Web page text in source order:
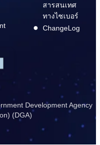
สารสนเทศ
ทางไซเบอร์
ChangeLog
Development Agency
(DGA)